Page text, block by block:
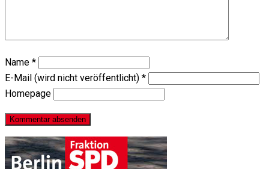
Name *
E-Mail (wird nicht veröffentlicht) *
Homepage